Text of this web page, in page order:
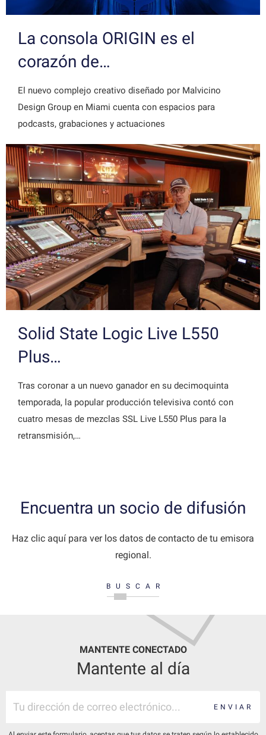
La consola ORIGIN es el
corazón de…
El nuevo complejo creativo diseñado por Malvicino
Design Group en Miami cuenta con espacios para
podcasts, grabaciones y actuaciones
Solid State Logic Live L550
Plus…
Tras coronar a un nuevo ganador en su decimoquinta
temporada, la popular producción televisiva contó con
cuatro mesas de mezclas SSL Live L550 Plus para la
retransmisión,…
Encuentra un socio de difusión
Haz clic aquí para ver los datos de contacto de tu emisora
regional.
BUSCAR
MANTENTE CONECTADO
Mantente al día
ENVIAR